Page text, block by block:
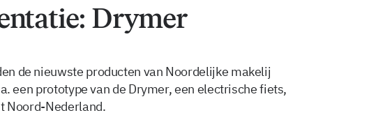
Drymer
de nieuwste producten van Noordelijke makelij
een prototype van de Drymer, een electrische fiets,
Noord-Nederland.